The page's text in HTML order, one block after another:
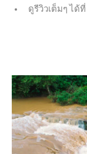
ดูรีวิวเต็มๆ ได้ที่